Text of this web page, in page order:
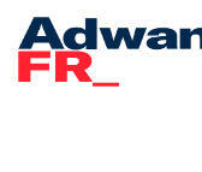
Aller
contenu